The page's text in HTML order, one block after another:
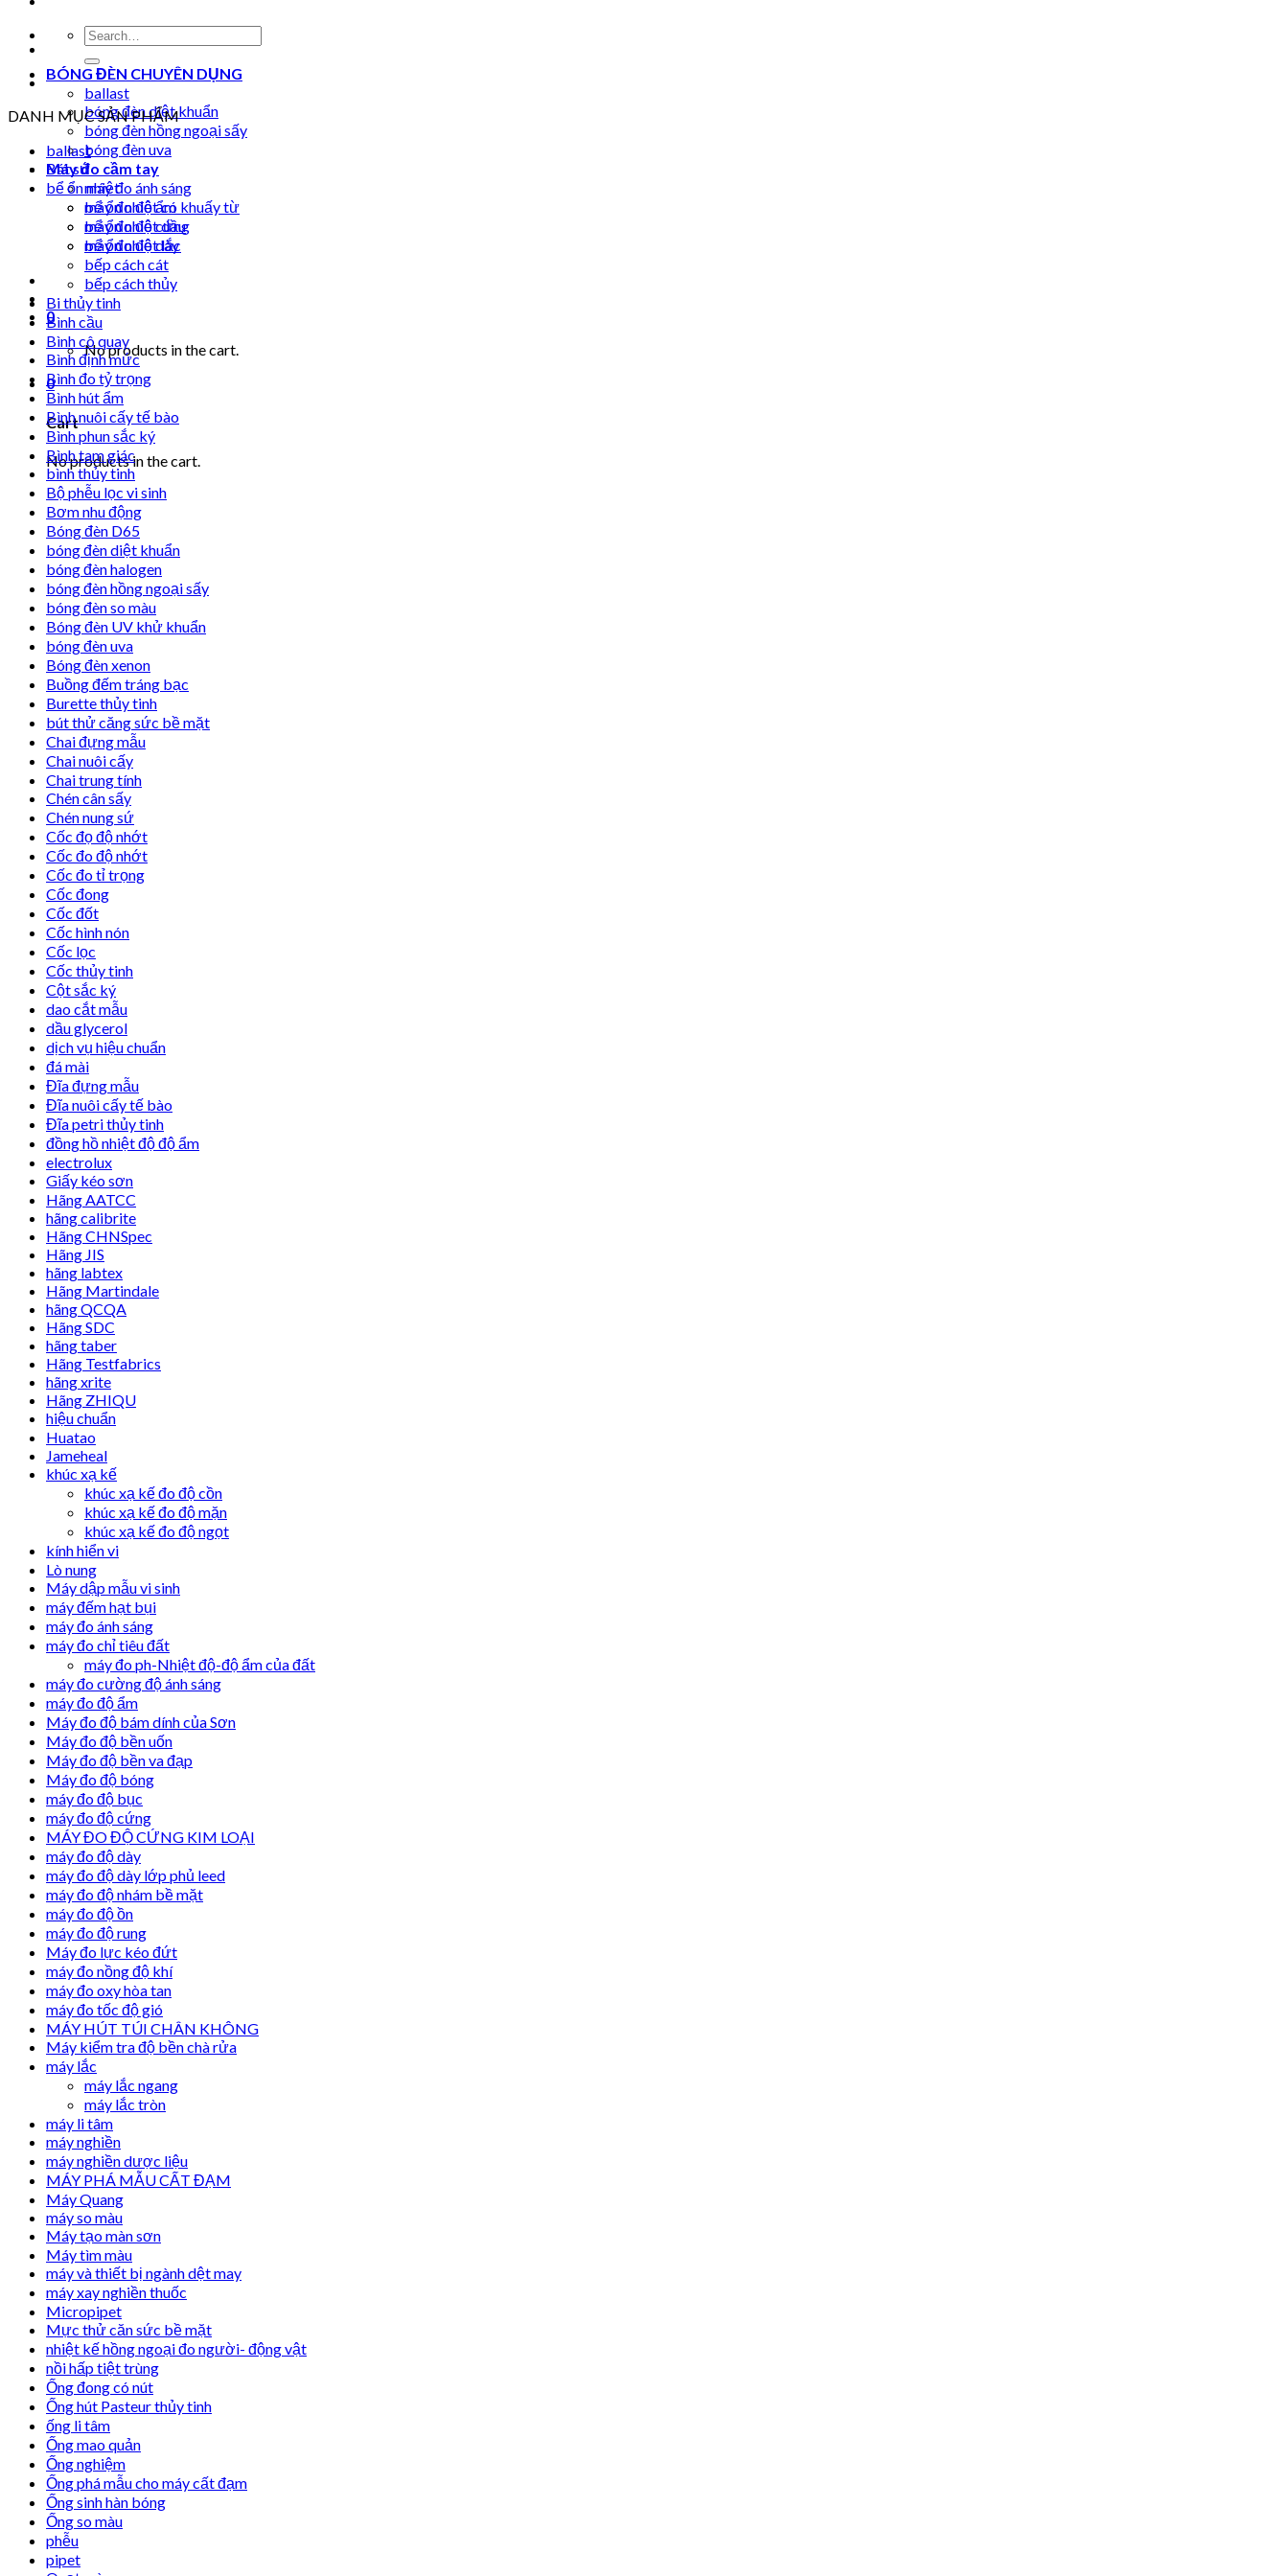
Search
for:
BÓNG ĐÈN CHUYÊN DỤNG
ballast
bóng đèn diệt khuẩn
bóng đèn hồng ngoại sấy
bóng đèn uva
Máy đo cầm tay
máy đo ánh sáng
máy đo độ ẩm
máy đo độ cứng
máy đo độ dày
0
No products in the cart.
0
Cart
No products in the cart.
DANH MỤC SẢN PHẨM
ballast
Bát sứ
bể ổn nhiệt
bể ổn nhiệt có khuấy từ
bể ổn nhiệt dầu
bể ổn nhiệt lắc
bếp cách cát
bếp cách thủy
Bi thủy tinh
Bình cầu
Bình cô quay
Bình định mức
Bình đo tỷ trọng
Bình hút ẩm
Bình nuôi cấy tế bào
Bình phun sắc ký
Bình tam giác
bình thủy tinh
Bộ phễu lọc vi sinh
Bơm nhu động
Bóng đèn D65
bóng đèn diệt khuẩn
bóng đèn halogen
bóng đèn hồng ngoại sấy
bóng đèn so màu
Bóng đèn UV khử khuẩn
bóng đèn uva
Bóng đèn xenon
Buồng đếm tráng bạc
Burette thủy tinh
bút thử căng sức bề mặt
Chai đựng mẫu
Chai nuôi cấy
Chai trung tính
Chén cân sấy
Chén nung sứ
Cốc đọ độ nhớt
Cốc đo độ nhớt
Cốc đo tỉ trọng
Cốc đong
Cốc đốt
Cốc hình nón
Cốc lọc
Cốc thủy tinh
Cột sắc ký
dao cắt mẫu
dầu glycerol
dịch vụ hiệu chuẩn
đá mài
Đĩa đựng mẫu
Đĩa nuôi cấy tế bào
Đĩa petri thủy tinh
đồng hồ nhiệt độ độ ẩm
electrolux
Giấy kéo sơn
Hãng AATCC
hãng calibrite
Hãng CHNSpec
Hãng JIS
hãng labtex
Hãng Martindale
hãng QCQA
Hãng SDC
hãng taber
Hãng Testfabrics
hãng xrite
Hãng ZHIQU
hiệu chuẩn
Huatao
Jameheal
khúc xạ kế
khúc xạ kế đo độ cồn
khúc xạ kế đo độ mặn
khúc xạ kế đo độ ngọt
kính hiển vi
Lò nung
Máy dập mẫu vi sinh
máy đếm hạt bụi
máy đo ánh sáng
máy đo chỉ tiêu đất
máy đo ph-Nhiệt độ-độ ẩm của đất
máy đo cường độ ánh sáng
máy đo độ ẩm
Máy đo độ bám dính của Sơn
Máy đo độ bền uốn
Máy đo độ bền va đạp
Máy đo độ bóng
máy đo độ bục
máy đo độ cứng
MÁY ĐO ĐỘ CỨNG KIM LOẠI
máy đo độ dày
máy đo độ dày lớp phủ leed
máy đo độ nhám bề mặt
máy đo độ ồn
máy đo độ rung
Máy đo lực kéo đứt
máy đo nồng độ khí
máy đo oxy hòa tan
máy đo tốc độ gió
MÁY HÚT TÚI CHÂN KHÔNG
Máy kiểm tra độ bền chà rửa
máy lắc
máy lắc ngang
máy lắc tròn
máy li tâm
máy nghiền
máy nghiền dược liệu
MÁY PHÁ MẪU CẤT ĐẠM
Máy Quang
máy so màu
Máy tạo màn sơn
Máy tìm màu
máy và thiết bị ngành dệt may
máy xay nghiền thuốc
Micropipet
Mực thử căn sức bề mặt
nhiệt kế hồng ngoại đo người- động vật
nồi hấp tiệt trùng
Ống đong có nút
Ống hút Pasteur thủy tinh
ống li tâm
Ống mao quản
Ống nghiệm
Ống phá mẫu cho máy cất đạm
Ống sinh hàn bóng
Ống so màu
phễu
pipet